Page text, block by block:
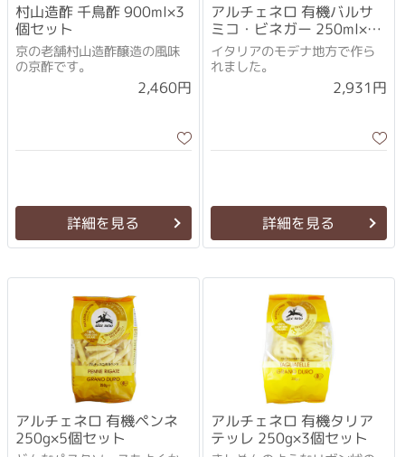
村山造酢 千鳥酢 900ml×3
個セット
京の老舗村山造酢醸造の風味
の京酢です。
2,460円
詳細を見る
アルチェネロ 有機バルサ
ミコ・ビネガー 250ml×3
個セット
イタリアのモデナ地方で作ら
れました。
2,931円
詳細を見る
アルチェネロ 有機ペンネ
250g×5個セット
アルチェネロ 有機タリア
テッレ 250g×3個セット